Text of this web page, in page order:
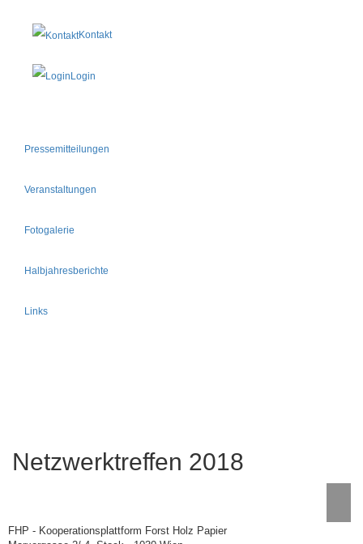
Kontakt
Login
Pressemitteilungen
Veranstaltungen
Fotogalerie
Halbjahresberichte
Links
Netzwerktreffen 2018
FHP - Kooperationsplattform Forst Holz Papier